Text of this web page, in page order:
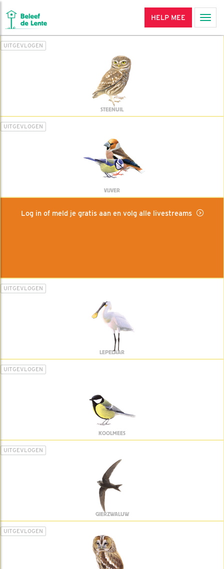
HELP MEE
UITGEVLOGEN
STEENUIL
UITGEVLOGEN
VIJVER
Log in of meld je gratis aan en volg alle livestreams
UITGEVLOGEN
LEPELAAR
UITGEVLOGEN
KOOLMEES
UITGEVLOGEN
GIERZWALUW
UITGEVLOGEN